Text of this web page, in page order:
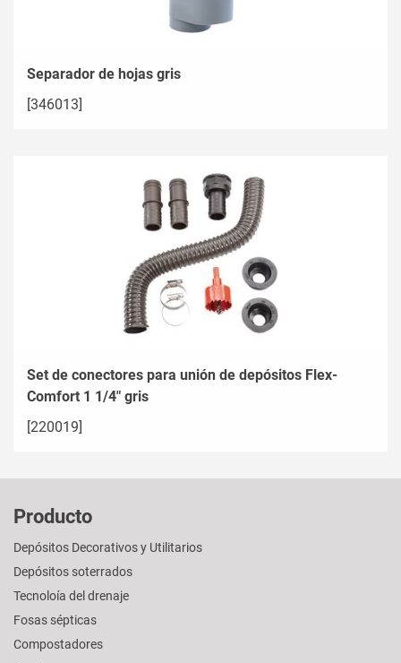
Separador de hojas gris
[346013]
Set de conectores para unión de depósitos Flex-
Comfort 1 1/4" gris
[220019]
Producto
Depósitos Decorativos y Utilitarios
Depósitos soterrados
Tecnoloía del drenaje
Fosas sépticas
Compostadores